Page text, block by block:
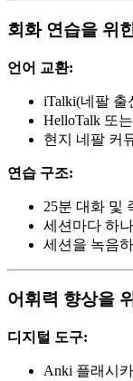
회화 연습을 위
언어 교환:
iTalki(네팔 출
HelloTalk 또
현지 네팔 커
연습 구조:
25분 대화 및
세션마다 하
세션을 녹음
어휘력 향상을
디지털 도구:
Anki 플래시